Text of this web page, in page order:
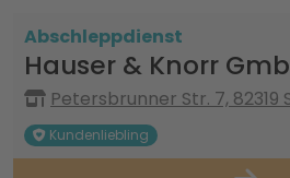
Abschleppdienst
Hauser & Knorr
Petersbrunner Str. 7, 82319
Kundenliebling